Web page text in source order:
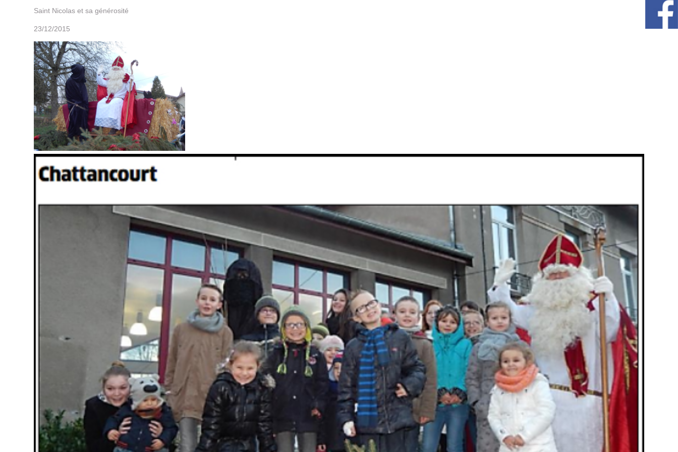
Saint Nicolas et sa générosité
23/12/2015